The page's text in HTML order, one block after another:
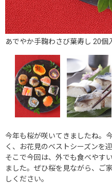
あでやか手鞠わさび葉寿し 20個
今年も桜が咲いてきましたね。
く、お花見のベストシーズンを
そこで今回は、外でも食べやす
ました。ぜひ桜を見ながら、ご
しください。